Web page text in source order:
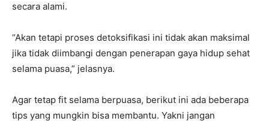
secara alami.
“Akan tetapi proses detoksifikasi ini tidak akan maksimal
jika tidak diimbangi dengan penerapan gaya hidup sehat
selama puasa,” jelasnya.
Agar tetap fit selama berpuasa, berikut ini ada beberapa
tips yang mungkin bisa membantu. Yakni jangan